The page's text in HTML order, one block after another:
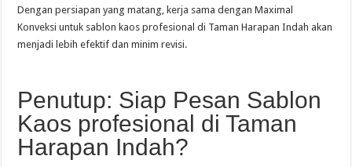
Dengan persiapan yang matang, kerja sama dengan Maximal
Konveksi untuk sablon kaos profesional di Taman Harapan Indah akan
menjadi lebih efektif dan minim revisi.
Penutup: Siap Pesan Sablon
Kaos profesional di Taman
Harapan Indah?